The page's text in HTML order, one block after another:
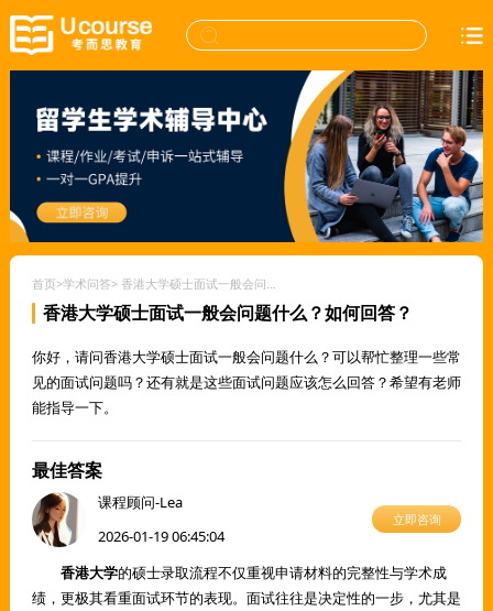
首页>学术问答> 香港大学硕士面试一般会问题什么？如何回答？
香港大学硕士面试一般会问题什么？如何回答？
你好，请问香港大学硕士面试一般会问题什么？可以帮忙整理一些常
见的面试问题吗？还有就是这些面试问题应该怎么回答？希望有老师
能指导一下。
最佳答案
课程顾问-Lea
2026-01-19 06:45:04
立即咨询
香港大学的硕士录取流程不仅重视申请材料的完整性与学术成
绩，更极其看重面试环节的表现。面试往往是决定性的一步，尤其是